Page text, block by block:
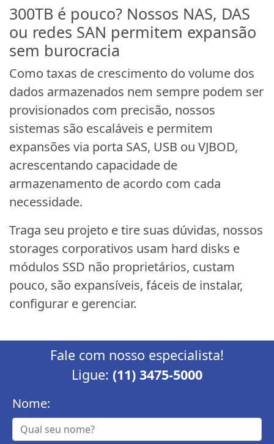
300TB é pouco? Nossos NAS, DAS
ou redes SAN permitem expansão
sem burocracia
Como taxas de crescimento do volume dos
dados armazenados nem sempre podem ser
provisionados com precisão, nossos
sistemas são escaláveis e permitem
expansões via porta SAS, USB ou VJBOD,
acrescentando capacidade de
armazenamento de acordo com cada
necessidade.
Traga seu projeto e tire suas dúvidas, nossos
storages corporativos usam hard disks e
módulos SSD não proprietários, custam
pouco, são expansíveis, fáceis de instalar,
configurar e gerenciar.
Fale com nosso especialista!
Ligue: (11) 3475-5000
Nome: